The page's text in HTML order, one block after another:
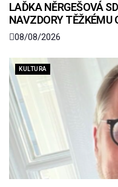
LAĎKA NĚRGEŠOVÁ
NAVZDORY TĚŽKÉMU
08/08/2026
KULTURA